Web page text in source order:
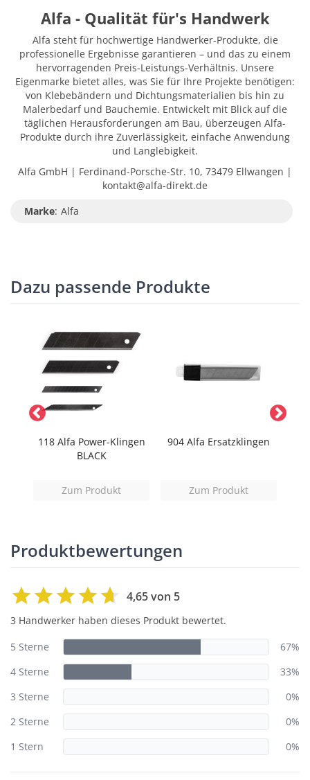
Alfa - Qualität für's Handwerk
Alfa steht für hochwertige Handwerker-Produkte, die
professionelle Ergebnisse garantieren – und das zu einem
hervorragenden Preis-Leistungs-Verhältnis. Unsere
Eigenmarke bietet alles, was Sie für Ihre Projekte benötigen:
von Klebebändern und Dichtungsmaterialien bis hin zu
Malerbedarf und Bauchemie. Entwickelt mit Blick auf die
täglichen Herausforderungen am Bau, überzeugen Alfa-
Produkte durch ihre Zuverlässigkeit, einfache Anwendung
und Langlebigkeit.
Alfa GmbH | Ferdinand-Porsche-Str. 10, 73479 Ellwangen |
kontakt@alfa-direkt.de
Marke: Alfa
Dazu passende Produkte
118 Alfa Power-Klingen
BLACK
Zum Produkt
904 Alfa Ersatzklingen
Zum Produkt
Produktbewertungen
4,65 von 5
3 Handwerker haben dieses Produkt bewertet.
5 Sterne
67%
4 Sterne
33%
3 Sterne
0%
2 Sterne
0%
1 Stern
0%